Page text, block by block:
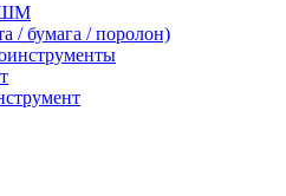
/ бумага / поролон)